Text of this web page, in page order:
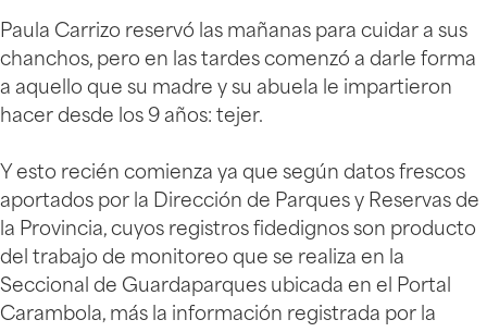
Paula Carrizo reservó las mañanas para cuidar a sus
chanchos, pero en las tardes comenzó a darle forma
a aquello que su madre y su abuela le impartieron
hacer desde los 9 años: tejer.
Y esto recién comienza ya que según datos frescos
aportados por la Dirección de Parques y Reservas de
la Provincia, cuyos registros fidedignos son producto
del trabajo de monitoreo que se realiza en la
Seccional de Guardaparques ubicada en el Portal
Carambola, más la información registrada por la